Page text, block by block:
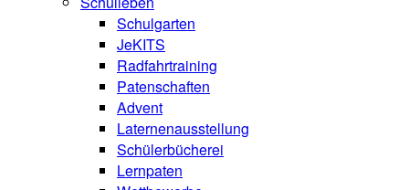
Schulgarten
JeKITS
Radfahrtraining
Patenschaften
Advent
Laternenausstellung
Schülerbücherei
Lernpaten